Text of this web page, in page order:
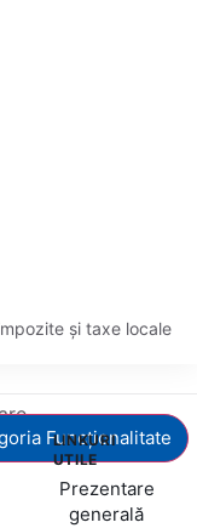
și taxe locale
Funcționalitate
LINKURI
UTILE
Prezentare
generală